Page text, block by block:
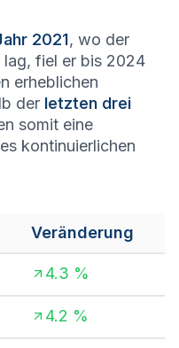
2021, wo der
fiel er bis 2024
erheblichen
der letzten drei
somit eine
kontinuierlichen
Veränderung
4.3 %
4.2 %